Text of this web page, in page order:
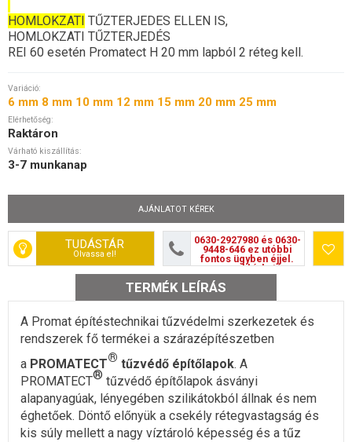
HOMLOKZATI TŰZTERJEDES ELLEN IS,
HOMLOKZATI TŰZTERJEDÉS
REI 60 esetén Promatect H 20 mm lapból 2 réteg kell.
Variáció:
6 mm 8 mm 10 mm 12 mm 15 mm 20 mm 25 mm
Elérhetőség:
Raktáron
Várható kiszállítás:
3-7 munkanap
AJÁNLATOT KÉREK
TUDÁSTÁR
Olvassa el!
0630-2927980 és 0630-
9448-646 ez utóbbi
fontos ügyben éjjel.
nappal hívható
TERMÉK LEÍRÁS
A Promat építéstechnikai tűzvédelmi szerkezetek és
rendszerek fő termékei a szárazépítészetben
a PROMATECT® tűzvédő építőlapok. A
PROMATECT® tűzvédő építőlapok ásványi
alapanyagúak, lényegében szilikátokból állnak és nem
éghetőek. Döntő előnyük a csekély rétegvastagság és
kis súly mellett a nagy víztároló képesség és a tűz